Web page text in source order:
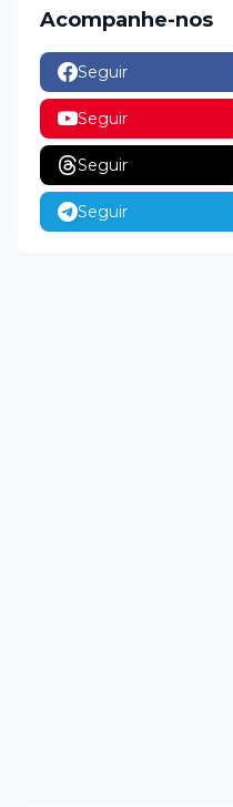
Acompanhe-nos
Seguir
Seguir
Seguir
Seguir